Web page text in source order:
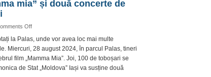
acest
„Sărbătorillor
Iașului”
mia” și două concerte de
Offon
muzicală,
la
Palas:
peste
la Palas, unde vor avea loc mai multe
Miercuri, 28 august 2024, în parcul Palas, tineri
film „Mamma Mia”. Joi, 100 de toboșari se
de Stat „Moldova” Iași va susține două